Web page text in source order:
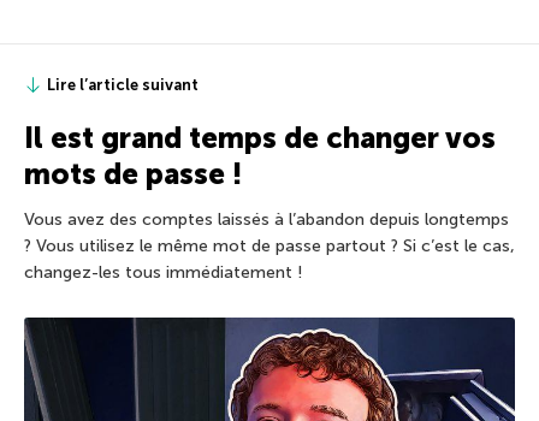
Lire l’article suivant
Il est grand temps de changer vos
mots de passe !
Vous avez des comptes laissés à l’abandon depuis longtemps
? Vous utilisez le même mot de passe partout ? Si c’est le cas,
changez-les tous immédiatement !